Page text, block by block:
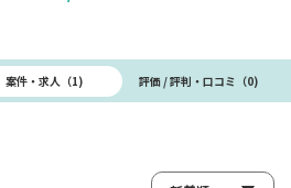
案件・求人（1) 評価 / 評判・口コミ（0)